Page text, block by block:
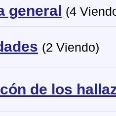
general (4
(2 Viendo)
de los